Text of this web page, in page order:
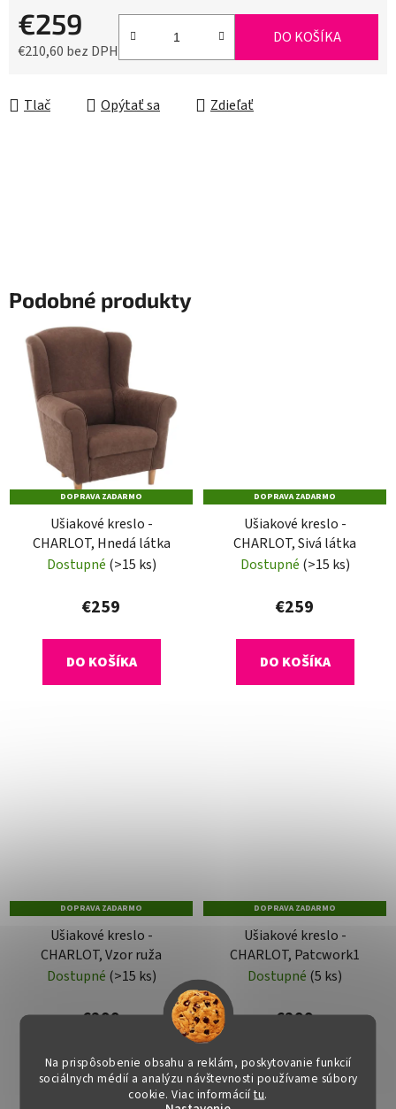
Na prispôsobenie obsahu a reklám, poskytovanie funkcií
sociálnych médií a analýzu návštevnosti používame súbory
cookie. Viac informáciítu.
€259
€210,60 bez DPH
DO KOŠÍKA
Tlač Opýtať sa Zdieľať
Podobné produkty
DOPRAVA ZADARMO
Ušiakové kreslo -
CHARLOT, Hnedá látka
Dostupné (>15 ks)
€259
DO KOŠÍKA
DOPRAVA ZADARMO
Ušiakové kreslo -
CHARLOT, Sivá látka
Dostupné (>15 ks)
€259
DO KOŠÍKA
DOPRAVA ZADARMO
Ušiakové kreslo -
CHARLOT, Vzor ruža
Dostupné (>15 ks)
€299
DO KOŠÍKA
DOPRAVA ZADARMO
Ušiakové kreslo -
CHARLOT, Patcwork1
Dostupné (5 ks)
€299
DO KOŠÍKA